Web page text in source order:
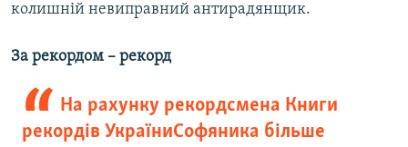
колишній невиправний антирадянщик.
За рекордом – рекорд
На рахунку рекордсмена Книги
рекордів УкраїниСофяника більше